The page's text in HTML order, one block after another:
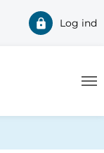
Log ind